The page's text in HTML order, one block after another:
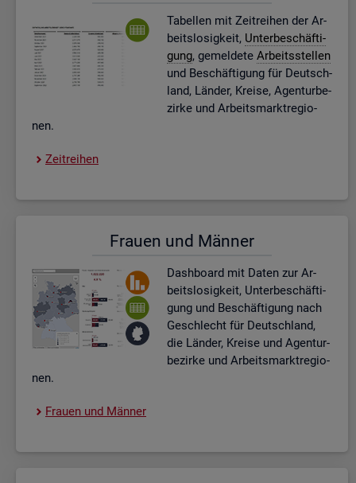
Ta­bel­len mit Zeit­rei­hen der Ar­
beits­lo­sig­keit, Un­ter­be­schäf­ti­
gung, ge­mel­de­te Ar­beits­stel­len
und Be­schäf­ti­gung für Deutsch­
land, Län­der, Krei­se, Agen­tur­be­
zir­ke und Ar­beits­markt­re­gio­
nen.
Zeit­rei­hen
Frau­en und Män­ner
Dash­board mit Daten zur Ar­
beits­lo­sig­keit, Un­ter­be­schäf­ti­
gung und Be­schäf­ti­gung nach
Ge­schlecht für Deutsch­land,
die Län­der, Krei­se und Agen­tur­
be­zir­ke und Ar­beits­markt­re­gio­
nen.
Frau­en und Män­ner